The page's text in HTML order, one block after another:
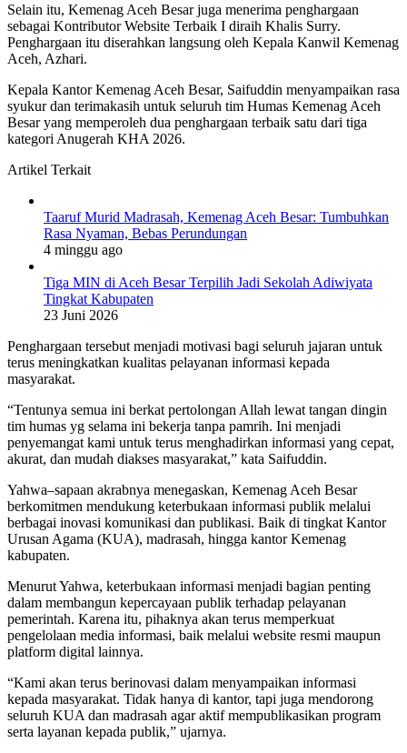
Selain itu, Kemenag Aceh Besar juga menerima penghargaan
sebagai Kontributor Website Terbaik I diraih Khalis Surry.
Penghargaan itu diserahkan langsung oleh Kepala Kanwil Kemenag
Aceh, Azhari.
Kepala Kantor Kemenag Aceh Besar, Saifuddin menyampaikan rasa
syukur dan terimakasih untuk seluruh tim Humas Kemenag Aceh
Besar yang memperoleh dua penghargaan terbaik satu dari tiga
kategori Anugerah KHA 2026.
Artikel Terkait
Taaruf Murid Madrasah, Kemenag Aceh Besar: Tumbuhkan
Rasa Nyaman, Bebas Perundungan
4 minggu ago
Tiga MIN di Aceh Besar Terpilih Jadi Sekolah Adiwiyata
Tingkat Kabupaten
23 Juni 2026
Penghargaan tersebut menjadi motivasi bagi seluruh jajaran untuk
terus meningkatkan kualitas pelayanan informasi kepada
masyarakat.
“Tentunya semua ini berkat pertolongan Allah lewat tangan dingin
tim humas yg selama ini bekerja tanpa pamrih. Ini menjadi
penyemangat kami untuk terus menghadirkan informasi yang cepat,
akurat, dan mudah diakses masyarakat,” kata Saifuddin.
Yahwa–sapaan akrabnya menegaskan, Kemenag Aceh Besar
berkomitmen mendukung keterbukaan informasi publik melalui
berbagai inovasi komunikasi dan publikasi. Baik di tingkat Kantor
Urusan Agama (KUA), madrasah, hingga kantor Kemenag
kabupaten.
Menurut Yahwa, keterbukaan informasi menjadi bagian penting
dalam membangun kepercayaan publik terhadap pelayanan
pemerintah. Karena itu, pihaknya akan terus memperkuat
pengelolaan media informasi, baik melalui website resmi maupun
platform digital lainnya.
“Kami akan terus berinovasi dalam menyampaikan informasi
kepada masyarakat. Tidak hanya di kantor, tapi juga mendorong
seluruh KUA dan madrasah agar aktif mempublikasikan program
serta layanan kepada publik,” ujarnya.